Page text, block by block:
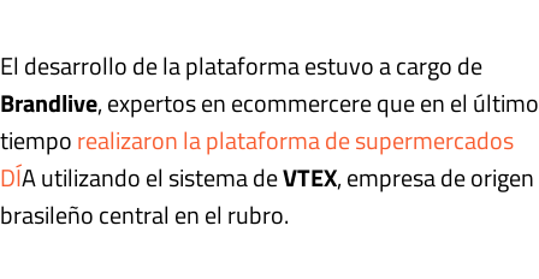
El desarrollo de la plataforma estuvo a cargo de
Brandlive, expertos en ecommercere que en el último
tiemporealizaron la plataforma de supermercados
DÍA utilizando el sistema deVTEX, empresa de origen
brasileño central en el rubro.